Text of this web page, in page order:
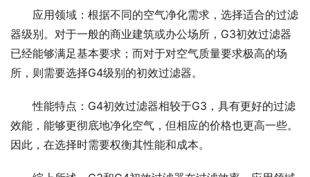
应用领域：根据不同的空气净化需求，选择适合的过滤
器级别。对于一般的商业建筑或办公场所，G3初效过滤器
已经能够满足基本要求；而对于对空气质量要求极高的场
所，则需要选择G4级别的初效过滤器。
性能特点：G4初效过滤器相较于G3，具有更好的过滤
效能，能够更彻底地净化空气，但相应的价格也更高一些。
因此，在选择时需要权衡其性能和成本。